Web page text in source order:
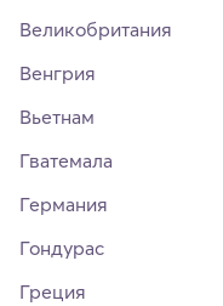
Великобритания
Венгрия
Вьетнам
Гватемала
Германия
Гондурас
Греция